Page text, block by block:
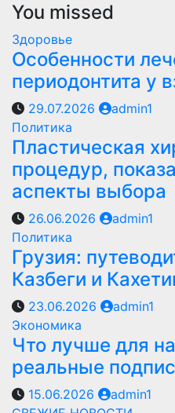
You missed
Здоровье
Особенности
периодонтита у
29.07.2026
admin1
Политика
Пластическая
процедур,
аспекты выбора
26.06.2026
admin1
Политика
Грузия:
Казбеги и
23.06.2026
admin1
Экономика
Что лучше для
реальные
15.06.2026
admin1